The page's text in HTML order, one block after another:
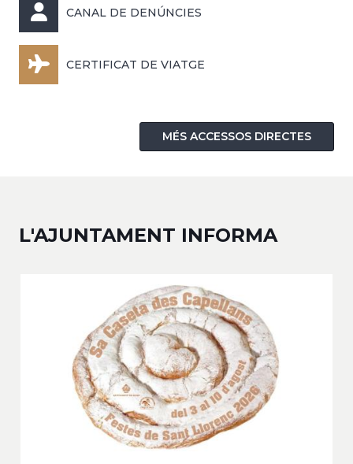
CANAL DE DENÚNCIES
CERTIFICAT DE VIATGE
MÉS ACCESSOS DIRECTES
L'AJUNTAMENT INFORMA